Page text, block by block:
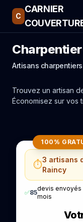
C
CARNIER
Artisans
Trouvez un artisan
Économisez sur vos
100%
⏱️3 artisans
Raincy
✅85
devis envoyés
mois